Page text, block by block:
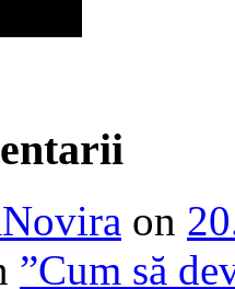
on
”Cum să